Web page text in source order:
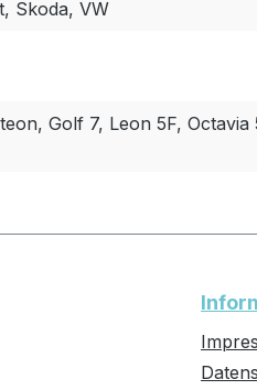
Skoda, VW
Golf 7, Leon 5F, Octavia